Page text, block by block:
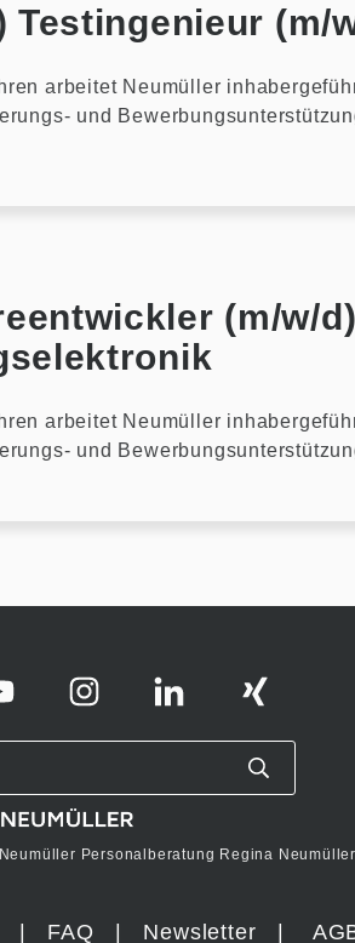
Testingenieur (m/
arbeitet Neumüller
und
(m/w/d)
arbeitet Neumüller
und
Personalberatung Regina
FAQ Newsletter